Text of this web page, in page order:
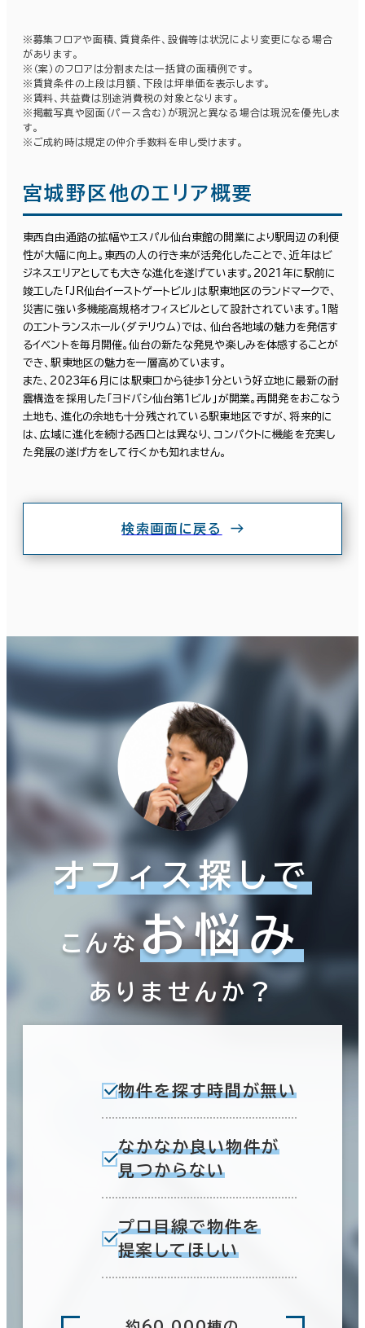
※募集フロアや面積、賃貸条件、設備等は状況により変更になる場合
があります。
※（案）のフロアは分割または一括貸の面積例です。
※賃貸条件の上段は月額、下段は坪単価を表示します。
※賃料、共益費は別途消費税の対象となります。
※掲載写真や図面（パース含む）が現況と異なる場合は現況を優先しま
す。
※ご成約時は規定の仲介手数料を申し受けます。
宮城野区他のエリア概要
東西自由通路の拡幅やエスパル仙台東館の開業により駅周辺の利便
性が大幅に向上。東西の人の行き来が活発化したことで、近年はビ
ジネスエリアとしても大きな進化を遂げています。2021年に駅前に
竣工した「JR仙台イーストゲートビル」は駅東地区のランドマークで、
災害に強い多機能高規格オフィスビルとして設計されています。1階
のエントランスホール（ダテリウム）では、仙台各地域の魅力を発信す
るイベントを毎月開催。仙台の新たな発見や楽しみを体感することが
でき、駅東地区の魅力を一層高めています。
また、2023年６月には駅東口から徒歩1分という好立地に最新の耐
震構造を採用した「ヨドバシ仙台第１ビル」が開業。再開発をおこなう
土地も、進化の余地も十分残されている駅東地区ですが、将来的に
は、広域に進化を続ける西口とは異なり、コンパクトに機能を充実し
た発展の遂げ方をして行くかも知れません。
検索画面に戻る
オフィス探しで
こんなお悩み
ありませんか？
物件を探す時間が無い
なかなか良い物件が
見つからない
プロ目線で物件を
提案してほしい